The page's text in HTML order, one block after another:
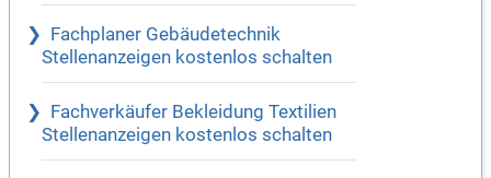
Fachplaner Gebäudetechnik
Stellenanzeigen kostenlos schalten
Fachverkäufer Bekleidung Textilien
Stellenanzeigen kostenlos schalten